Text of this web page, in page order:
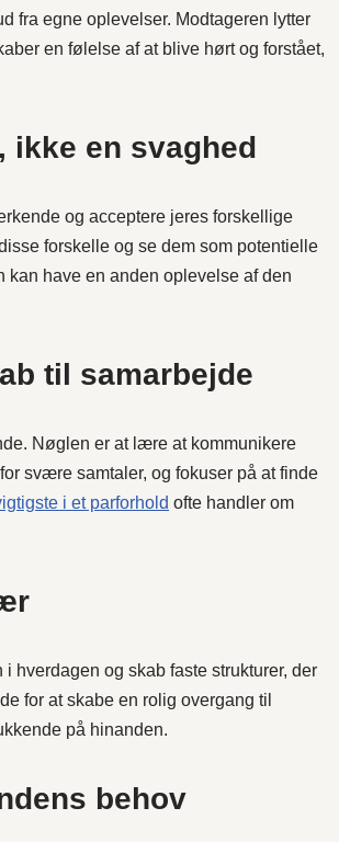
fra egne oplevelser. Modtageren lytter
en følelse af at blive hørt og forstået,
ikke en svaghed
og acceptere jeres forskellige
forskelle og se dem som potentielle
kan have en anden oplevelse af den
til samarbejde
Nøglen er at lære at kommunikere
svære samtaler, og fokuser på at finde
i et parforhold ofte handler om
og skab faste strukturer, der
for at skabe en rolig overgang til
på hinanden.
behov